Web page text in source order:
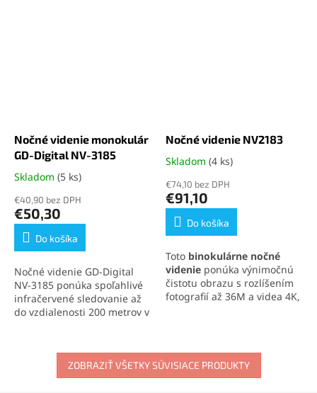
Nočné videnie monokulár
GD-Digital NV-3185
Priemerné
produktu
je
5,0
hviezdičiek.
Skladom (5 ks)
€40,90 bez DPH
€50,30
Do košíka
Nočné videnie GD-Digital
NV-3185 ponúka spoľahlivé
infračervené sledovanie až
do vzdialenosti 200 metrov v
možnosti záznamu videa a
odolnosti IP54 je ideálny do
prírody, na stráženie či
Nočné videnie NV2183
Priemerné
produktu
je
5,0
hviezdičiek.
Skladom (4 ks)
€74,10 bez DPH
€91,10
Do košíka
Toto binokulárne nočné
videnie ponúka výnimočnú
čistotu obrazu s rozlíšením
fotografií až 36M a videa 4K,
do 400 metrov v tme
intuitívnemu ovládaniu a
možnosti nastavenia
ZOBRAZIŤ VŠETKY SÚVISIACE PRODUKTY